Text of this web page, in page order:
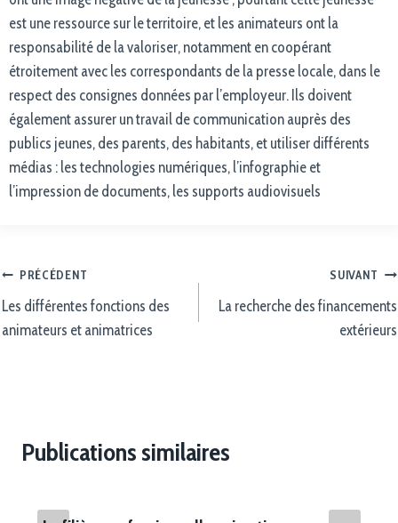
est une ressource sur le territoire, et les animateurs ont la
responsabilité de la valoriser, notamment en coopérant
étroitement avec les correspondants de la presse locale, dans le
respect des consignes données par l’employeur. Ils doivent
également assurer un travail de communication auprès des
publics jeunes, des parents, des habitants, et utiliser différents
médias : les technologies numériques, l’infographie et
l’impression de documents, les supports audiovisuels
PRÉCÉDENT
Les différentes fonctions des
animateurs et animatrices
SUIVANT
La recherche des financements
extérieurs
Publications similaires